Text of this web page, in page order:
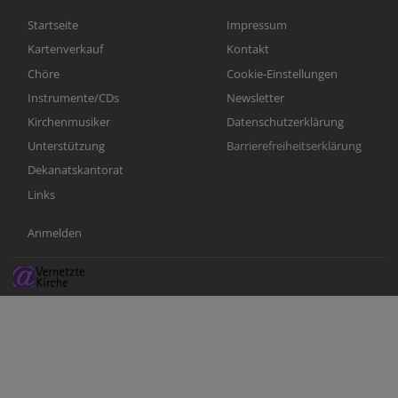
Hauptnavigation
Startseite
Kartenverkauf
Chöre
Instrumente/CDs
Kirchenmusiker
Unterstützung
Dekanatskantorat
Links
Fußbereichsmenü
Impressum
Kontakt
Cookie-Einstellungen
Newsletter
Datenschutzerklärung
Barrierefreiheitserklärung
Benutzermenü
Anmelden